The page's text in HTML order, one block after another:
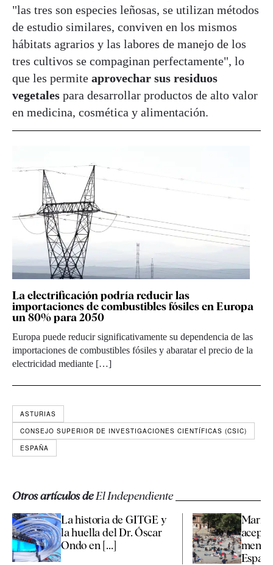
"las tres son especies leñosas, se utilizan métodos
de estudio similares, conviven en los mismos
hábitats agrarios y las labores de manejo de los
tres cultivos se compaginan perfectamente", lo
que les permite aprovechar sus residuos
vegetales para desarrollar productos de alto valor
en medicina, cosmética y alimentación.
La electrificación podría reducir las
importaciones de combustibles fósiles en Europa
un 80% para 2050
Europa puede reducir significativamente su dependencia de las
importaciones de combustibles fósiles y abaratar el precio de la
electricidad mediante […]
ASTURIAS
CONSEJO SUPERIOR DE INVESTIGACIONES CIENTÍFICAS (CSIC)
ESPAÑA
Otros artículos deEl Independiente
La historia de GITGE y
la huella del Dr. Óscar
Ondo en [...]